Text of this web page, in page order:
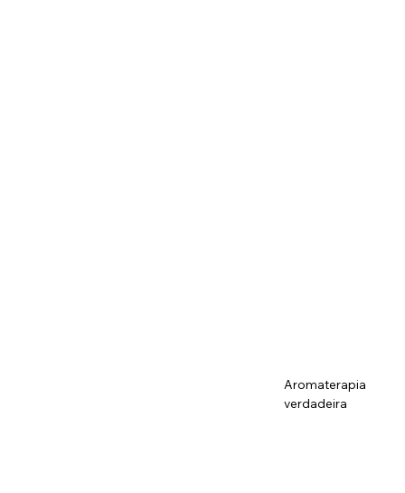
Aromaterapia
verdadeira